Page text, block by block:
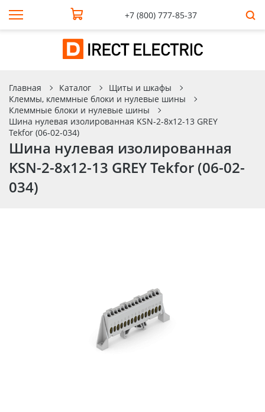
+7 (800) 777-85-37
Главная Каталог
Щиты и шкафы
Клеммы, клеммные блоки и нулевые шины
Клеммные блоки и нулевые шины
Шина нулевая изолированная KSN-2-8х12-13 GREY
Tekfor (06-02-034)
Шина нулевая изолированная
KSN-2-8х12-13 GREY Tekfor (06-02-
034)